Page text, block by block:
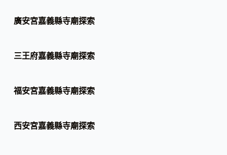
廣安宮嘉義縣寺廟探索
三王府嘉義縣寺廟探索
福安宮嘉義縣寺廟探索
西安宮嘉義縣寺廟探索